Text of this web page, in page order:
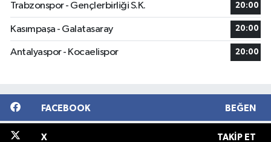
Trabzonspor - Gençlerbirliği S.K. 20:00
Kasımpaşa - Galatasaray 20:00
Antalyaspor - Kocaelispor 20:00
FACEBOOK BEĞEN
X TAKIP ET